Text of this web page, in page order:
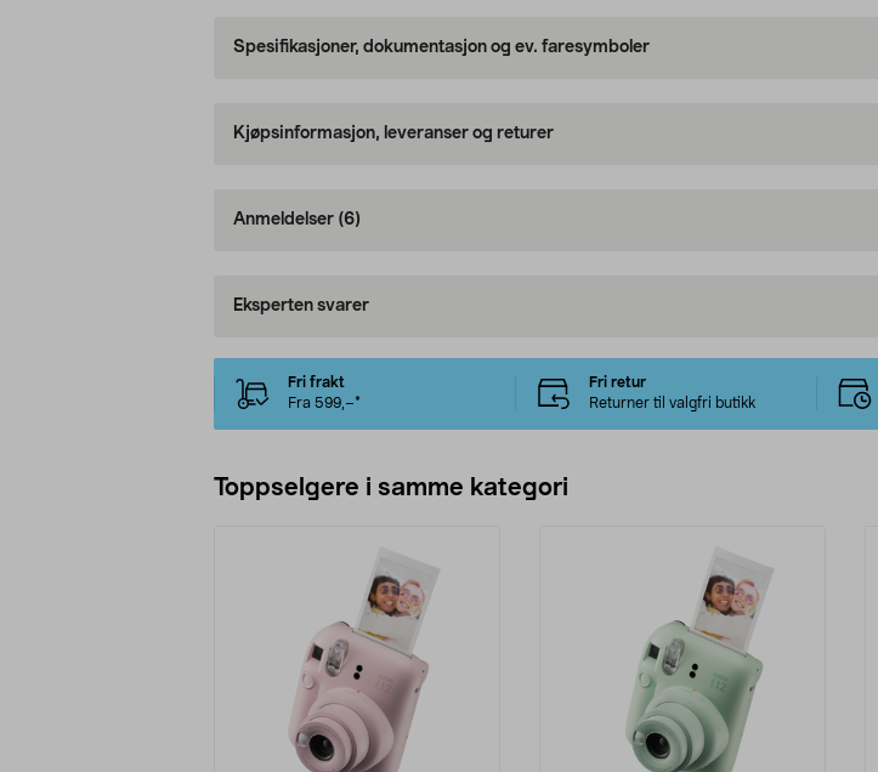
Spesifikasjoner, dokumentasjon og ev. faresymboler
Kjøpsinformasjon, leveranser og returer
Anmeldelser (6)
Eksperten svarer
Fri frakt
Fra 599,–*
Fri retur
Returner til valgfri butikk
Toppselgere i samme kategori